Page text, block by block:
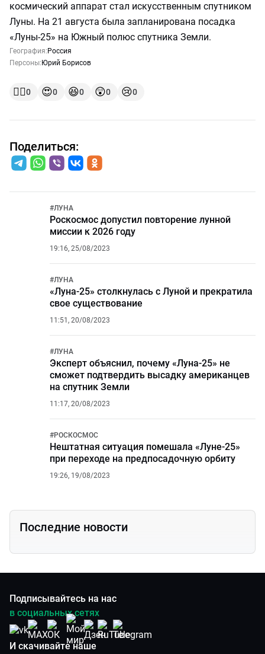
космический аппарат стал искусственным спутником
Луны. На 21 августа была запланирована посадка
«Луны-25» на Южный полюс спутника Земли.
География: Россия
Персоны: Юрий Борисов
👍🏻0 😍0 😆0 😲0 😢0
Поделиться:
#ЛУНА
Роскосмос допустил повторение лунной
миссии к 2026 году
19:16, 25/08/2023
#ЛУНА
«Луна-25» столкнулась с Луной и прекратила
свое существование
11:51, 20/08/2023
#ЛУНА
Эксперт объяснил, почему «Луна-25» не
сможет подтвердить высадку американцев
на спутник Земли
11:17, 20/08/2023
#РОСКОСМОС
Нештатная ситуация помешала «Луне-25»
при переходе на предпосадочную орбиту
19:26, 19/08/2023
Последние новости
Подписывайтесь на нас
в социальных сетях
И скачивайте наше